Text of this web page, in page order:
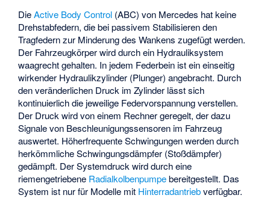
DieActive Body Control (ABC) von Mercedes hat keine
Drehstabfedern, die bei passivem Stabilisieren den
Tragfedern zur Minderung des Wankens zugefügt werden.
Der Fahrzeugkörper wird durch ein Hydrauliksystem
waagrecht gehalten. In jedem Federbein ist ein einseitig
wirkender Hydraulikzylinder (Plunger) angebracht. Durch
den veränderlichen Druck im Zylinder lässt sich
kontinuierlich die jeweilige Federvorspannung verstellen.
Der Druck wird von einem Rechner geregelt, der dazu
Signale von Beschleunigungssensoren im Fahrzeug
auswertet. Höherfrequente Schwingungen werden durch
herkömmliche Schwingungsdämpfer (Stoßdämpfer)
gedämpft. Der Systemdruck wird durch eine
riemengetriebene Radialkolbenpumpebereitgestellt. Das
System ist nur für Modelle mit Hinterradantriebverfügbar.